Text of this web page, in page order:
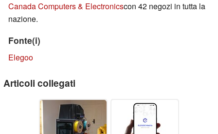
Canada Computers & Electronicscon 42 negozi in tutta la
nazione.
Fonte(i)
Elegoo
Articoli collegati